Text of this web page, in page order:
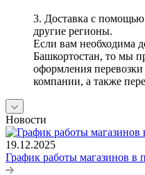
3. Доставка с
другие регионы.
Если вам необходима
Башкортостан, то мы
оформления
компании, а также
Новости
19.12.2025
График работы магазинов в